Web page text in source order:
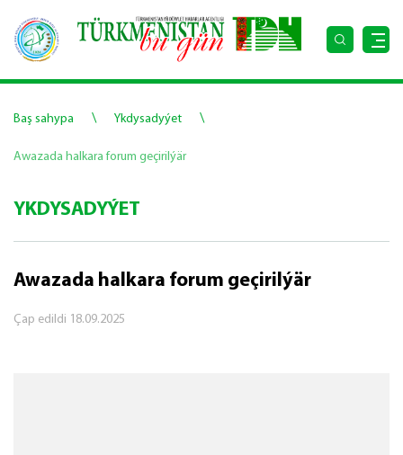
Baş sahypa \ Ykdysadyýet \
Awazada halkara forum geçirilýär
YKDYSADYÝET
Awazada halkara forum geçirilýär
Çap edildi 18.09.2025